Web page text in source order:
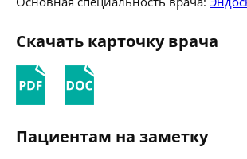
Скачать карточку врача
Пациентам на заметку